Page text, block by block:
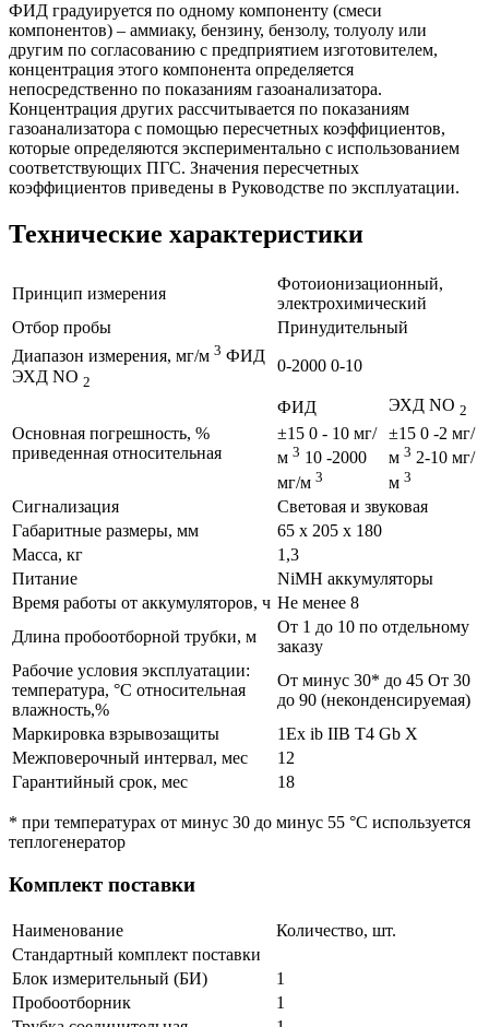
ФИД градуируется по одному компоненту (смеси
компонентов) – аммиаку, бензину, бензолу, толуолу или
другим по согласованию с предприятием изготовителем,
концентрация этого компонента определяется
непосредственно по показаниям газоанализатора.
Концентрация других рассчитывается по показаниям
газоанализатора с помощью пересчетных коэффициентов,
которые определяются экспериментально с использованием
соответствующих ПГС. Значения пересчетных
коэффициентов приведены в Руководстве по эксплуатации.
Технические характеристики
Принцип измерения
Фотоионизационный,
электрохимический
Отбор пробы
Принудительный
Диапазон измерения, мг/м 3 ФИД
ЭХД NO 2
0-2000 0-10
Основная погрешность, %
приведенная относительная
ФИД ЭХД NO 2
±15 0 - 10 мг/
м 3 10 -2000
мг/м 3
±15 0 -2 мг/
м 3 2-10 мг/
м 3
Сигнализация
Световая и звуковая
Габаритные размеры, мм
65 х 205 х 180
Масса, кг
1,3
Питание
NiMH аккумуляторы
Время работы от аккумуляторов, ч Не менее 8
Длина пробоотборной трубки, м
От 1 до 10 по отдельному
заказу
Рабочие условия эксплуатации:
температура, °С относительная
влажность,%
От минус 30* до 45 От 30
до 90 (неконденсируемая)
Маркировка взрывозащиты
1Ex ib IIB T4 Gb Х
Межповерочный интервал, мес
12
Гарантийный срок, мес
18
* при температурах от минус 30 до минус 55 °С используется
теплогенератор
Комплект поставки
Наименование
Количество, шт.
Стандартный комплект поставки
Блок измерительный (БИ)
1
Пробоотборник
1